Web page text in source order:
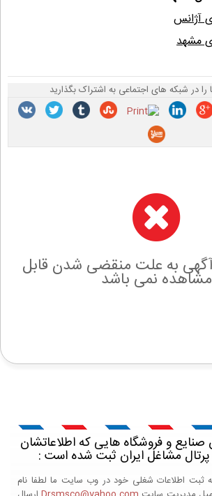
آژانس
مشهد
را در شبکه های اجتماعی به اشتراک بگذارید
آگهی به علت منقضی شدن قابل
مشاهده نمی باشد
صنایع و فروشگاه هایی که اطلاعاتشان
پرتال مشاغل ایران ثبت شده است :
ثبت اطلاعات شغلی خود در وب سایت ما لطفا نام